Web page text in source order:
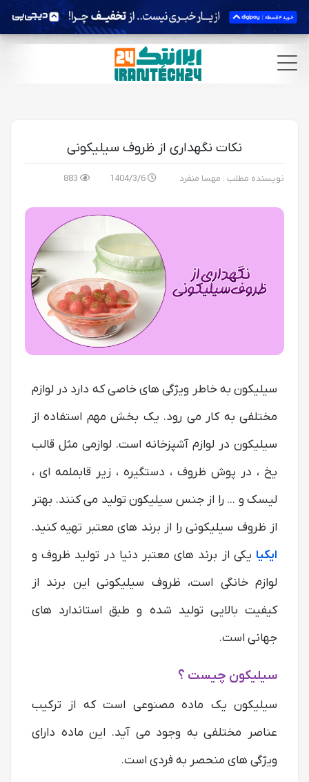
نکات نگهداری از ظروف سیلیکونی
نویسنده مطلب : مهسا منفرد 1404/3/6
سیلیکون به خاطر ویژگی های خاصی که دارد در لوازم
مختلفی به کار می رود. یک بخش مهم استفاده از
سیلیکون در لوازم آشپزخانه است. لوازمی مثل قالب
یخ ، در پوش ظروف ، دستگیره ، زیر قابملمه ای ،
لیسک و ... را از جنس سیلیکون تولید می کنند. بهتر
از ظروف سیلیکونی را از برند های معتبر تهیه کنید.
ایکیا یکی از برند های معتبر دنیا در تولید ظروف و
لوازم خانگی است، ظروف سیلیکونی این برند از
کیفیت بالایی تولید شده و طبق استاندارد های
جهانی است.
سیلیکون چیست ؟
سیلیکون یک ماده مصنوعی است که از ترکیب
عناصر مختلفی به وجود می آید. این ماده دارای
ویژگی های منحصر به فردی است.